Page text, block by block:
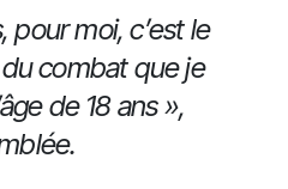
pour moi, c’est le
combat que je
de 18 ans »,